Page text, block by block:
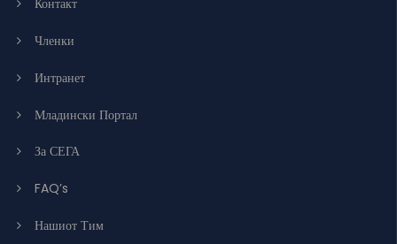
Членки
Интранет
Младински Портал
За СЕГА
FAQ’s
Нашиот Тим